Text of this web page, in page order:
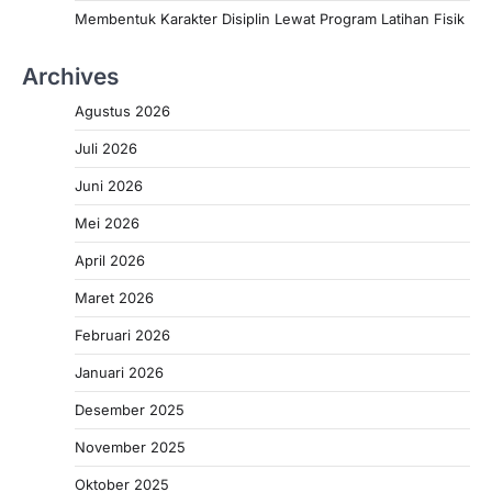
Membentuk Karakter Disiplin Lewat Program Latihan Fisik
Archives
Agustus 2026
Juli 2026
Juni 2026
Mei 2026
April 2026
Maret 2026
Februari 2026
Januari 2026
Desember 2025
November 2025
Oktober 2025